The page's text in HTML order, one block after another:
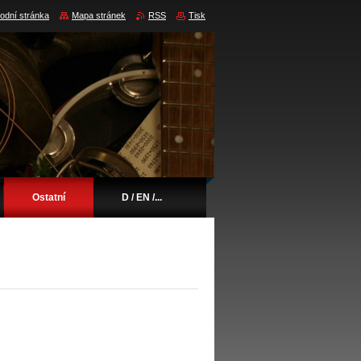
Ostatní D / EN /...
stránka Mapa stránek RSS Tisk